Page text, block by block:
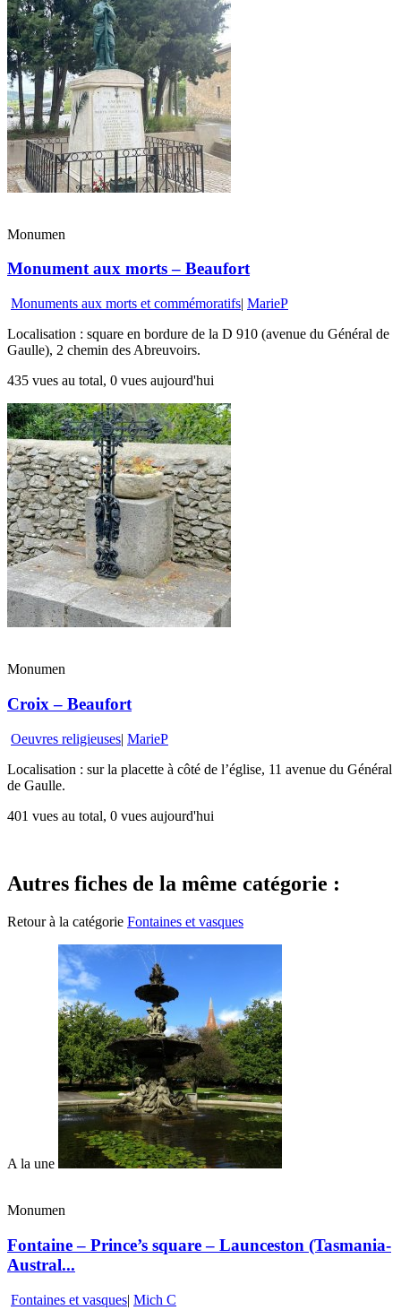
Monumen
Monument aux morts – Beaufort
Monuments aux morts et commémoratifs| MarieP
Localisation : square en bordure de la D 910 (avenue du Général de
Gaulle), 2 chemin des Abreuvoirs.
435 vues au total, 0 vues aujourd'hui
Monumen
Croix – Beaufort
Oeuvres religieuses| MarieP
Localisation : sur la placette à côté de l’église, 11 avenue du Général
de Gaulle.
401 vues au total, 0 vues aujourd'hui
Autres fiches de la même catégorie :
Retour à la catégorie Fontaines et vasques
A la une
Monumen
Fontaine – Prince’s square – Launceston (Tasmania-
Austral...
Fontaines et vasques| Mich C